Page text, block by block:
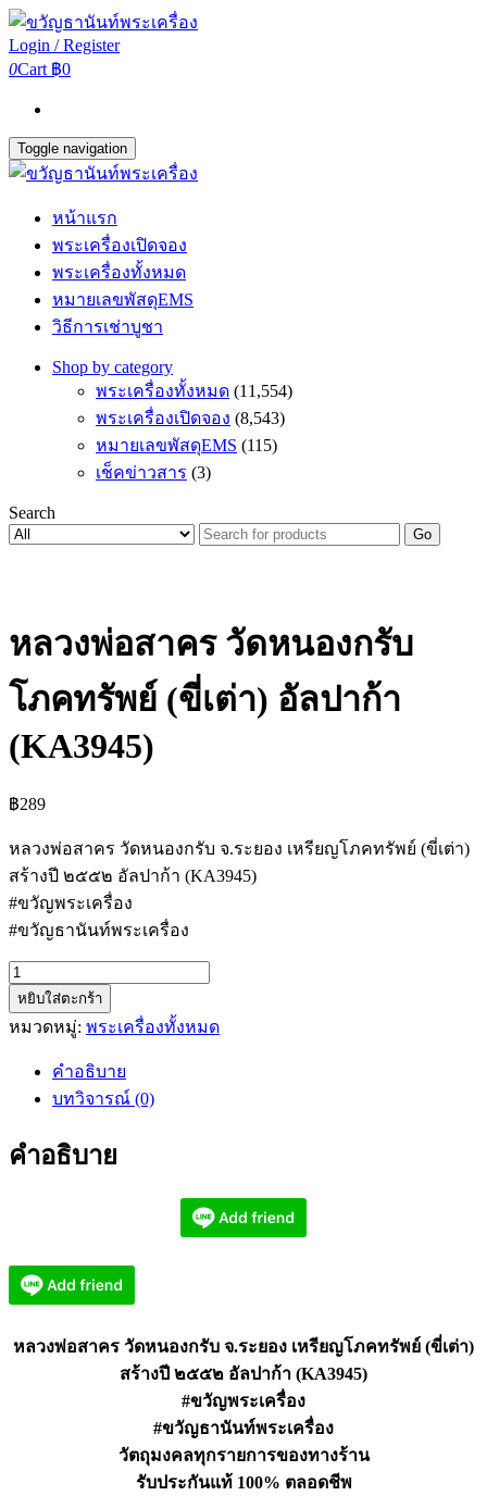
Login / Register
0Cart ฿0
Toggle navigation
หน้าแรก
พระเครื่องเปิดจอง
พระเครื่องทั้งหมด
หมายเลขพัสดุEMS
วิธีการเช่าบูชา
Shop by category
พระเครื่องทั้งหมด (11,554)
พระเครื่องเปิดจอง (8,543)
หมายเลขพัสดุEMS (115)
เช็คข่าวสาร (3)
Search
Go
หลวงพ่อสาคร วัดหนองกรับ
โภคทรัพย์ (ขี่เต่า) อัลปาก้า
(KA3945)
฿289
หลวงพ่อสาคร วัดหนองกรับ จ.ระยอง เหรียญโภคทรัพย์ (ขี่เต่า)
สร้างปี ๒๕๕๒ อัลปาก้า (KA3945)
#ขวัญพระเครื่อง
#ขวัญธานันท์พระเครื่อง
จำนวน
หลวง
พ่อ
โภคทรัพย์
ปาก้
า
ชิ้น
หยิบใส่ตะกร้า
หมวดหมู่: พระเครื่องทั้งหมด
คำอธิบาย
บทวิจารณ์ (0)
คำอธิบาย
หลวงพ่อสาคร วัดหนองกรับ จ.ระยอง เหรียญโภคทรัพย์ (ขี่เต่า)
สร้างปี ๒๕๕๒ อัลปาก้า (KA3945)
#ขวัญพระเครื่อง
#ขวัญธานันท์พระเครื่อง
วัตถุมงคลทุกรายการของทางร้าน
รับประกันแท้ 100% ตลอดชีพ